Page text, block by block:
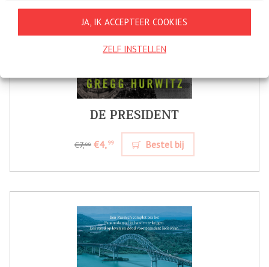
JA, IK ACCEPTEER COOKIES
ZELF INSTELLEN
DE PRESIDENT
€7,99 €4,99 Bestel bij